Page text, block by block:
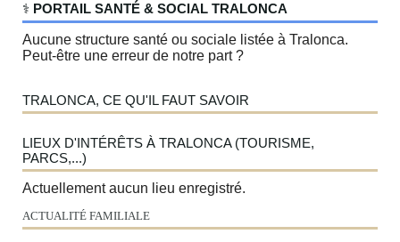
‍⚕️ PORTAIL SANTÉ & SOCIAL TRALONCA
Aucune structure santé ou sociale listée à Tralonca.
Peut-être une erreur de notre part ?
TRALONCA, CE QU'IL FAUT SAVOIR
LIEUX D'INTÉRÊTS À TRALONCA (TOURISME,
PARCS,...)
Actuellement aucun lieu enregistré.
ACTUALITÉ FAMILIALE